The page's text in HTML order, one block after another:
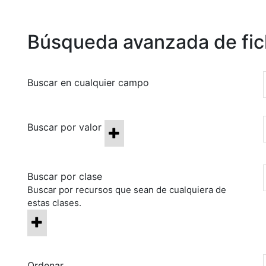
Búsqueda avanzada de
Buscar en cualquier campo
Buscar por valor
Buscar por clase
Buscar por recursos que sean de cualquiera de
estas clases.